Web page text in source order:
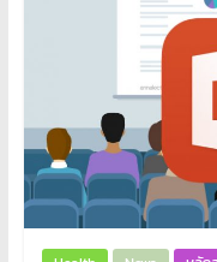
พิเศษ
คอมพิว
ศูนย์
อบรม
คอมพิวเตอร์